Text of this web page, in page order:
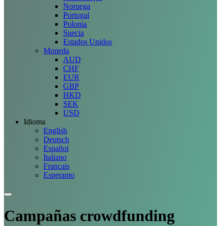
Noruega
Portugal
Polonia
Suecia
Estados Unidos
Moneda
AUD
CHF
EUR
GBP
HKD
SEK
USD
Idioma
English
Deutsch
Español
Italiano
Français
Esperanto
Campañas crowdfunding